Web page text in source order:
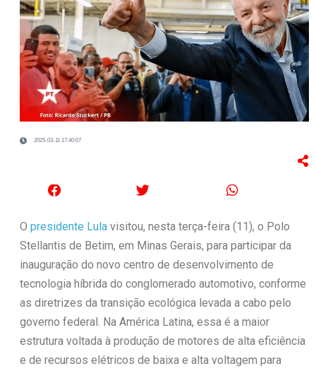
2025-03-11 17:40:07
O presidente Lulavisitou, nesta terça-feira (11), o Polo
Stellantis de Betim, em Minas Gerais, para participar da
inauguração do novo centro de desenvolvimento de
tecnologia híbrida do conglomerado automotivo, conforme
as diretrizes da transição ecológica levada a cabo pelo
governo federal. Na América Latina, essa é a maior
estrutura voltada à produção de motores de alta eficiência
e de recursos elétricos de baixa e alta voltagem para